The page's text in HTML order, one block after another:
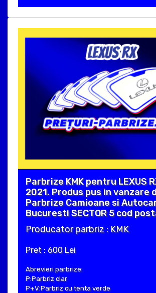
Parbrize KMK pentru LEXUS
2021. Produs pus in vanzare
Parbrize Camioane si
Bucuresti SECTOR 5 cod
Producator parbriz : KMK
Pret : 600 Lei
Abrevieri parbrize:
P:Parbriz clar
P+V:Parbriz cu tenta verde